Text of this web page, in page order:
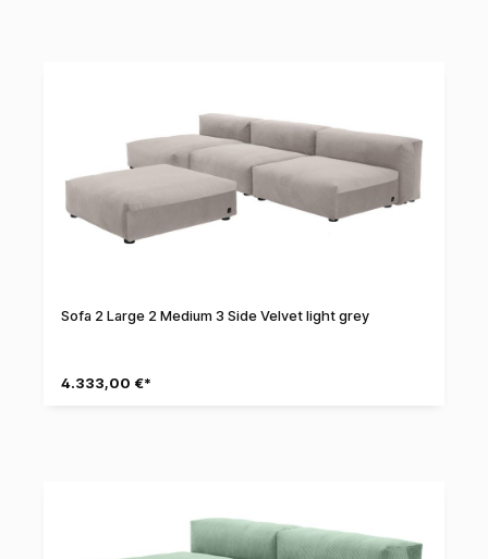
Sofa 2 Large 2 Medium 3 Side Velvet light grey
4.333,00 €*